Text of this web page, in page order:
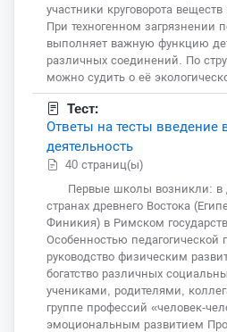
участники круговорота
При техногенном загрязнении
выполняет важную функцию
различных соединений. По
можно судить о её
Тест:
Ответы на тесты введение
деятельность
40 страниц(ы)
Первые школы возникли: в
странах древнего Востока
Финикия) в Римском
Особенностью педагогической
руководство физическим
богатство различных
учениками, родителями,
группе профессий «человек-
эмоциональным развитием